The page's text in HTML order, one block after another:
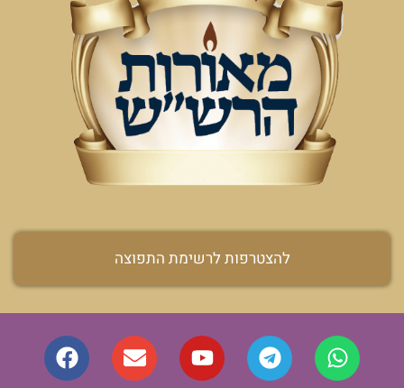
להצטרפות לרשימת התפוצה